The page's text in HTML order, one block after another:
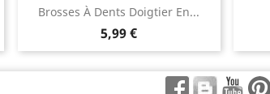
Brosses À Dents Doigtier En...
5,99 €
Facebook
Rss